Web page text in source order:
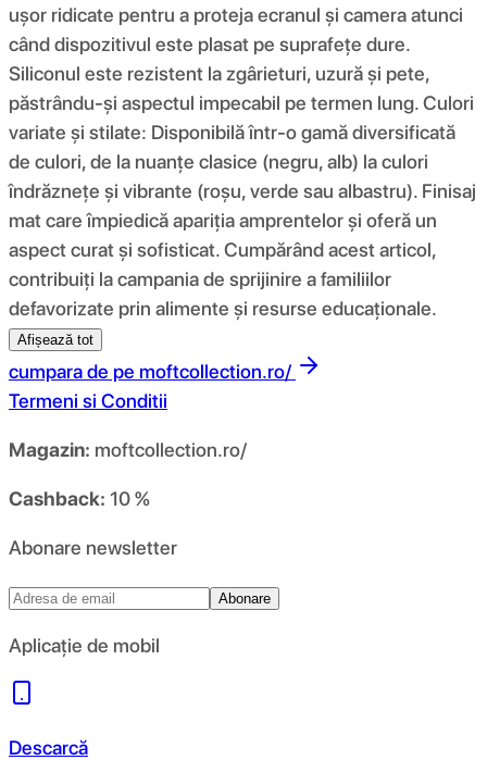
ușor ridicate pentru a proteja ecranul și camera atunci
când dispozitivul este plasat pe suprafețe dure.
Siliconul este rezistent la zgârieturi, uzură și pete,
păstrându-și aspectul impecabil pe termen lung. Culori
variate și stilate: Disponibilă într-o gamă diversificată
de culori, de la nuanțe clasice (negru, alb) la culori
îndrăznețe și vibrante (roșu, verde sau albastru). Finisaj
mat care împiedică apariția amprentelor și oferă un
aspect curat și sofisticat. Cumpărând acest articol,
contribuiți la campania de sprijinire a familiilor
defavorizate prin alimente și resurse educaționale.
Afișează tot
cumpara de pe moftcollection.ro/
Termeni si Conditii
Magazin: moftcollection.ro/
Cashback: 10 %
Abonare newsletter
Abonare
Aplicație de mobil
Descarcă